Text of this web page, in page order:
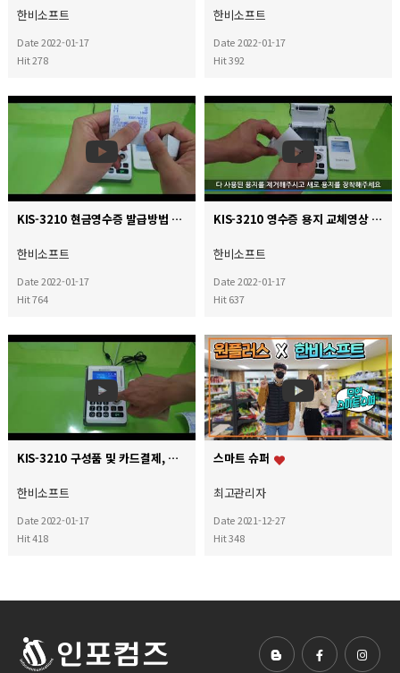
한비소프트
Date 2022-01-17
Hit 278
한비소프트
Date 2022-01-17
Hit 392
KIS-3210 현금영수증 발급방법 및 MSR을 읽혀주세요 대처영상
한비소프트
Date 2022-01-17
Hit 764
KIS-3210 영수증 용지 교체영상
한비소프트
Date 2022-01-17
Hit 637
KIS-3210 구성품 및 카드결제, 카드 취소방법
한비소프트
Date 2022-01-17
Hit 418
스마트 슈퍼
최고관리자
Date 2021-12-27
Hit 348